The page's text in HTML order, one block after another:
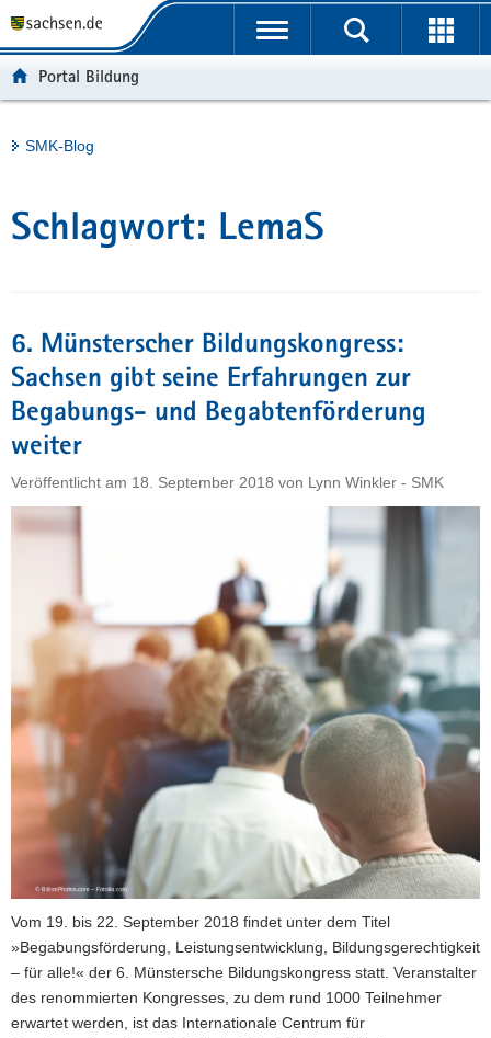
t
e
r
i
f
e
n
d
N
a
o
n
u
h
a
e
v
e
Portalübergreifende
Portal Bildung
Hauptinhalt
SMK-Blog
Schlagwort: LemaS
6. Münsterscher Bildungskongress:
Sachsen gibt seine Erfahrungen zur
Begabungs- und Begabtenförderung
weiter
Veröffentlicht am 18. September 2018 von Lynn Winkler - SMK
Vom 19. bis 22. September 2018 findet unter dem Titel
»Begabungsförderung, Leistungsentwicklung, Bildungsgerechtigkeit
– für alle!« der 6. Münstersche Bildungskongress statt. Veranstalter
des renommierten Kongresses, zu dem rund 1000 Teilnehmer
erwartet werden, ist das Internationale Centrum für